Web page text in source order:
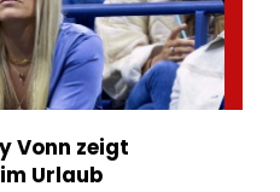
Vonn zeigt
Urlaub